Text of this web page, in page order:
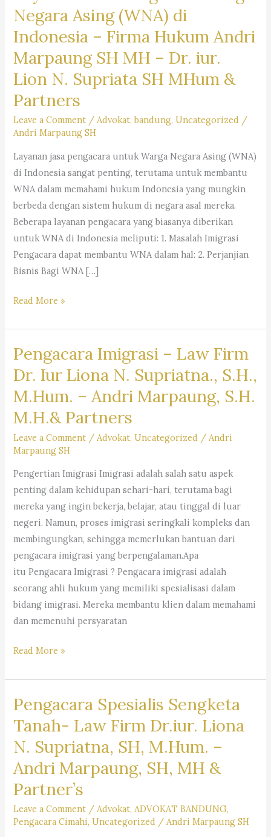
Negara Asing (WNA) di
Indonesia – Firma Hukum Andri
Marpaung SH MH – Dr. iur.
Lion N. Supriata SH MHum &
Partners
Leave a Comment /Advokat,bandung,Uncategorized /
Andri Marpaung SH
Layanan jasa pengacara untuk Warga Negara Asing (WNA)
di Indonesia sangat penting, terutama untuk membantu
WNA dalam memahami hukum Indonesia yang mungkin
berbeda dengan sistem hukum di negara asal mereka.
Beberapa layanan pengacara yang biasanya diberikan
untuk WNA di Indonesia meliputi: 1. Masalah Imigrasi
Pengacara dapat membantu WNA dalam hal: 2. Perjanjian
Bisnis Bagi WNA […]
Layanan
Pengacara
Warga
Asing
(WNA)
di
–Firma
Andri
Marpaung
SH
MH
–
Dr.
iur.
Lion
N.
Supriata
&
Read More »
Pengacara Imigrasi – Law Firm
Dr. Iur Liona N. Supriatna., S.H.,
M.Hum. – Andri Marpaung, S.H.
M.H.& Partners
Leave a Comment / Advokat,Uncategorized / Andri
Marpaung SH
Pengertian Imigrasi Imigrasi adalah salah satu aspek
penting dalam kehidupan sehari-hari, terutama bagi
mereka yang ingin bekerja, belajar, atau tinggal di luar
negeri. Namun, proses imigrasi seringkali kompleks dan
membingungkan, sehingga memerlukan bantuan dari
pengacara imigrasi yang berpengalaman.Apa
itu Pengacara Imigrasi ? Pengacara imigrasi adalah
seorang ahli hukum yang memiliki spesialisasi dalam
bidang imigrasi. Mereka membantu klien dalam memahami
dan memenuhi persyaratan
Pengacara
–
Law
Dr.
Iur
Liona
N.
Supriatna.,
S.H.,
M.Hum.
Read More »
Pengacara Spesialis Sengketa
Tanah- Law Firm Dr.iur. Liona
N. Supriatna, SH, M.Hum. –
Andri Marpaung, SH, MH &
Partner’s
Leave a Comment /Advokat,ADVOKAT BANDUNG,
Pengacara Cimahi,Uncategorized /Andri Marpaung SH